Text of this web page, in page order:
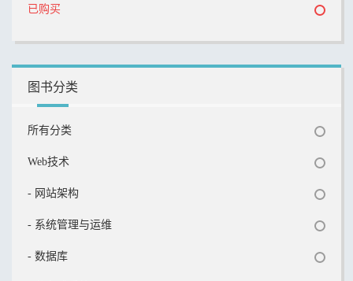
已购买
图书分类
所有分类
Web技术
- 网站架构
- 系统管理与运维
- 数据库